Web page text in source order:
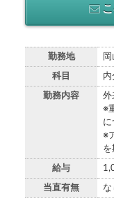
勤務地
科目 内
勤務内容
外
※
に
※
を
給与
当直有無 な